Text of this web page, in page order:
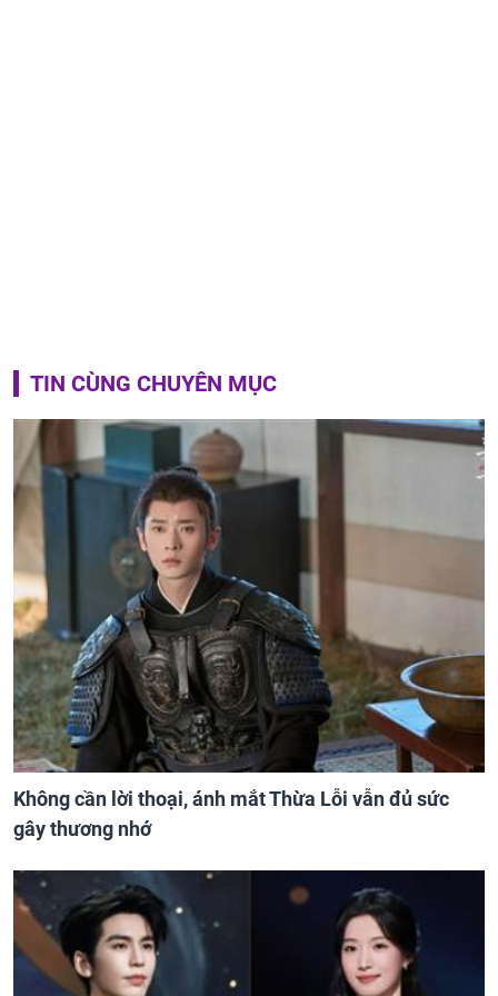
TIN CÙNG CHUYÊN MỤC
Không cần lời thoại, ánh mắt Thừa Lỗi vẫn đủ sức
gây thương nhớ